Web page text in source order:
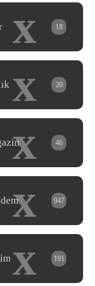
x 18
x 20
x 46
x 947
x 191